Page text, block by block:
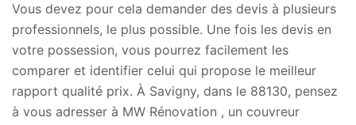
Vous devez pour cela demander des devis à plusieurs
professionnels, le plus possible. Une fois les devis en
votre possession, vous pourrez facilement les
comparer et identifier celui qui propose le meilleur
rapport qualité prix. À Savigny, dans le 88130, pensez
à vous adresser à MW Rénovation , un couvreur